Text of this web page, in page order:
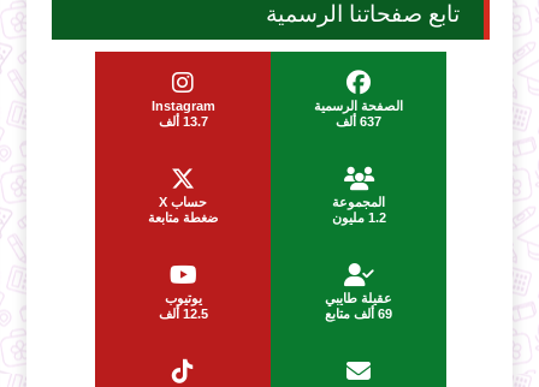
تابع صفحاتنا الرسمية
الصفحة الرسمية
637 ألف
Instagram
13.7 ألف
المجموعة
1.2 مليون
حساب X
ضغطة متابعة
عقيلة طايبي
69 ألف متابع
يوتيوب
12.5 ألف